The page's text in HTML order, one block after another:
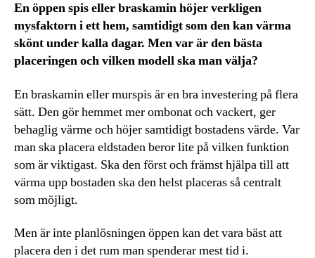
En öppen spis eller braskamin höjer verkligen
mysfaktorn i ett hem, samtidigt som den kan värma
skönt under kalla dagar. Men var är den bästa
placeringen och vilken modell ska man välja?
En braskamin eller murspis är en bra investering på flera
sätt. Den gör hemmet mer ombonat och vackert, ger
behaglig värme och höjer samtidigt bostadens värde. Var
man ska placera eldstaden beror lite på vilken funktion
som är viktigast. Ska den först och främst hjälpa till att
värma upp bostaden ska den helst placeras så centralt
som möjligt.
Men är inte planlösningen öppen kan det vara bäst att
placera den i det rum man spenderar mest tid i.